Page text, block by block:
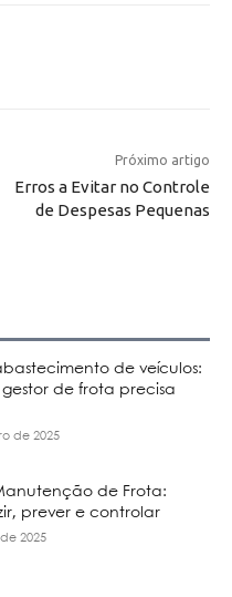
Próximo artigo
Erros a Evitar no Controle
de Despesas Pequenas
de veículos:
de frota precisa
de 2025
de Frota:
prever e controlar
2025